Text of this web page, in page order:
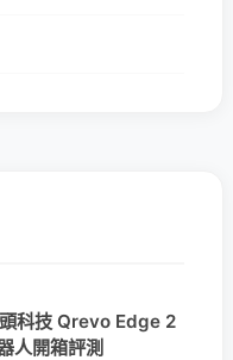
科技 Qrevo Edge 2
人開箱評測